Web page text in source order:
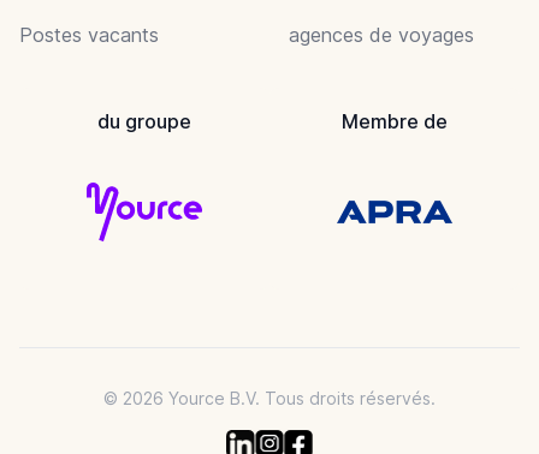
Postes vacants
agences de voyages
du groupe Membre de
© 2026 Yource B.V. Tous droits réservés.